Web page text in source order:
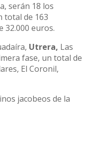
serán 18 los
total de 163
32.000 euros.
Utrera, Las
fase, un total de
El Coronil,
jacobeos de la